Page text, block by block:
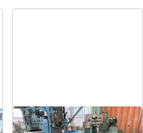
全自動丸鋸切断機